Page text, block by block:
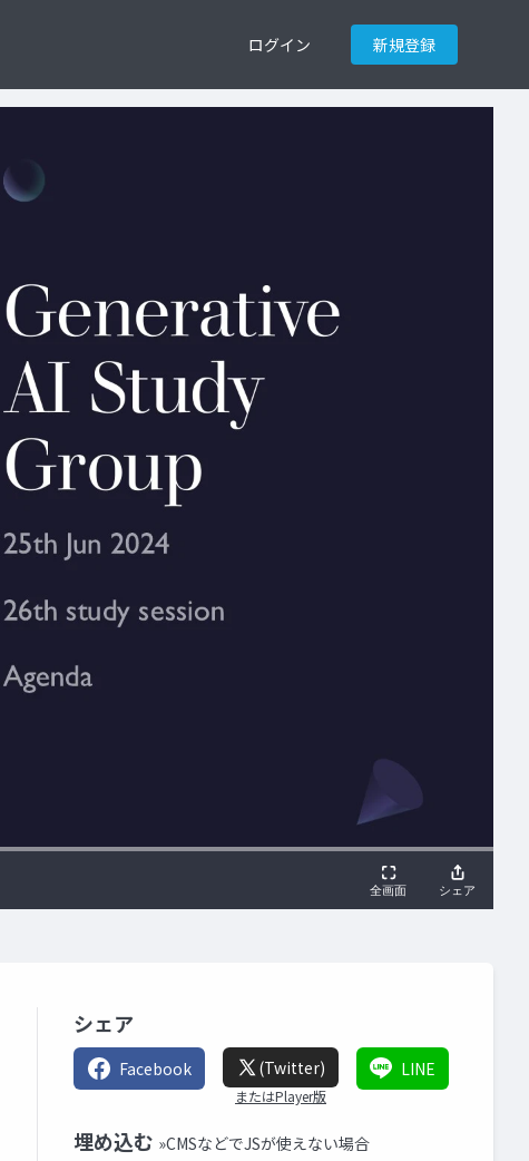
ログイン 新規登録
シェア
Facebook (Twitter)
またはPlayer版
LINE
埋め込む »CMSなどでJSが使えない場合